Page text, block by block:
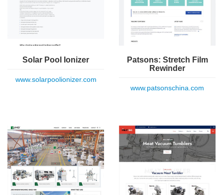
Solar Pool Ionizer
www.solarpoolionizer.com
Patsons: Stretch Film
Rewinder
www.patsonschina.com